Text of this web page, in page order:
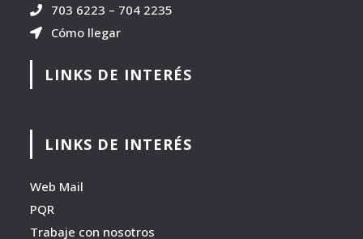
703 6223 – 704 2235
Cómo llegar
LINKS DE INTERÉS
LINKS DE INTERÉS
Web Mail
PQR
Trabaje con nosotros